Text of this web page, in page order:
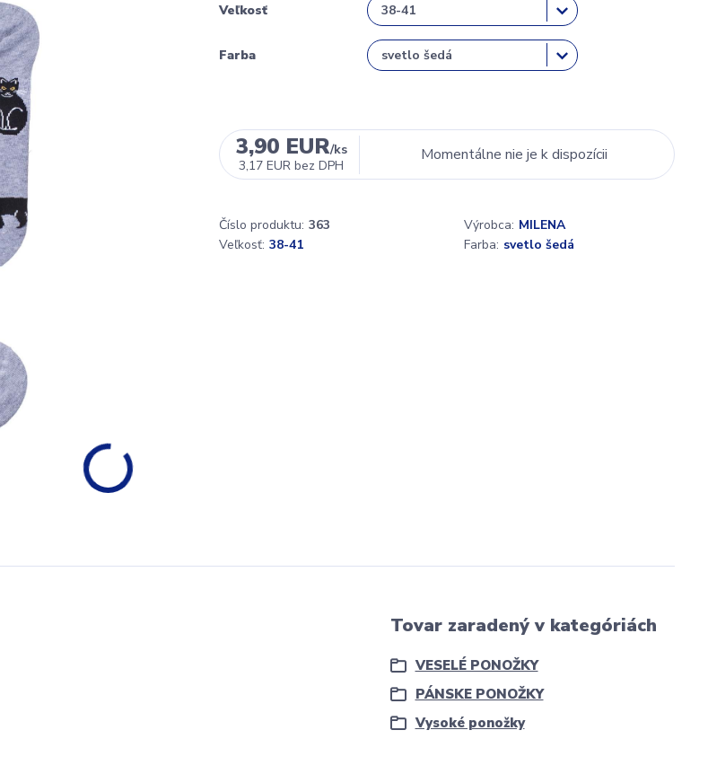
Veľkosť
Farba
3,90 EUR/ks
3,17 EUR bez DPH
Momentálne nie je k dispozícii
Číslo produktu: 363 Výrobca: MILENA
Veľkosť: 38-41 Farba: svetlo šedá
Tovar zaradený v kategóriách
VESELÉ PONOŽKY
PÁNSKE PONOŽKY
Vysoké ponožky